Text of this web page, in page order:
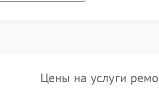
Цены на услуги